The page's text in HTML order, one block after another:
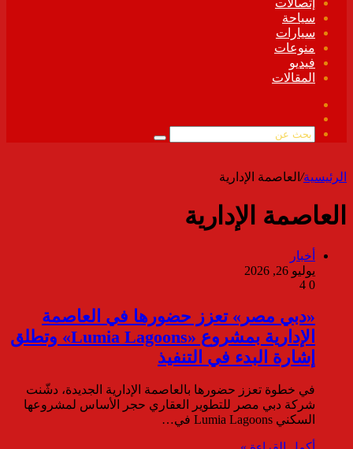
إتصالات
سياحة
سيارات
منوعات
فيديو
المقالات
الموقع
بحث
الرئيسية/ العاصمة الإدارية
العاصمة الإدارية
أخبار
يوليو 26, 2026
0
«دبي مصر» تعزز حضورها في العاصمة
الإدارية بمشروع «Lumia Lagoons» وتطلق
إشارة البدء في التنفيذ
في خطوة تعزز حضورها بالعاصمة الإدارية الجديدة، دشّنت
شركة دبي مصر للتطوير العقاري حجر الأساس لمشروعها
السكني Lumia Lagoons في…